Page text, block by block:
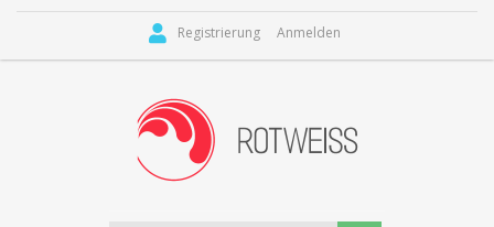
Registrierung Anmelden